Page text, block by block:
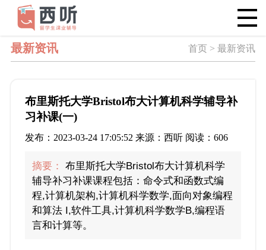
最新资讯 首页 > 最新资讯
布里斯托大学Bristol布大计算机科学辅导补
习补课(一)
发布：2023-03-24 17:05:52 来源：西听 阅读：606
摘要：
布里斯托大学Bristol布大计算机科学
辅导补习补课课程包括：命令式和函数式编
程,计算机架构,计算机科学数学,面向对象编程
和算法 I,软件工具,计算机科学数学B,编程语
言和计算等。